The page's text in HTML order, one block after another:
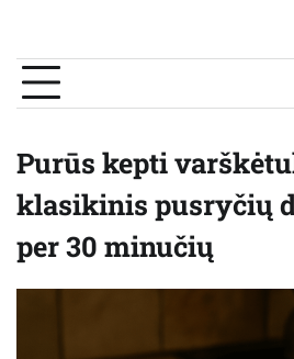
Purūs kepti
klasikinis pusryčių
per 30 minučių